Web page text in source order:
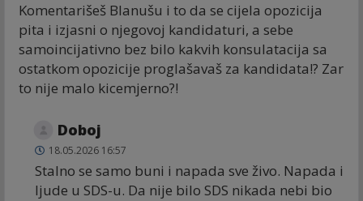
Komentarišeš Blanušu i to da se cijela opozicija
pita i izjasni o njegovoj kandidaturi, a sebe
samoincijativno bez bilo kakvih konsulatacija sa
ostatkom opozicije proglašavaš za kandidata!? Zar
to nije malo kicemjerno?!
Doboj
18.05.2026 16:57
Stalno se samo buni i napada sve živo. Napada i
ljude u SDS-u. Da nije bilo SDS nikada nebi bio